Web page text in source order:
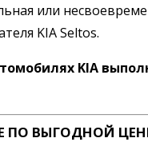
или
KIA Seltos.
KIA
ПО ВЫГОДНОЙ